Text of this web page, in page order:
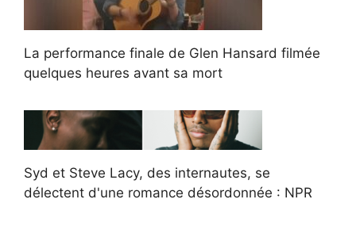
La performance finale de Glen Hansard filmée
quelques heures avant sa mort
Syd et Steve Lacy, des internautes, se
délectent d'une romance désordonnée : NPR